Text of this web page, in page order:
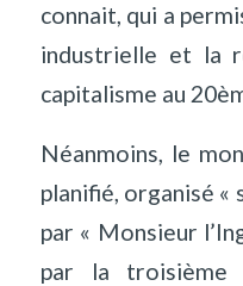
connait, qui a
industrielle et la
capitalisme au
Néanmoins, le
planifié, organisé «
par « Monsieur
par la troisième